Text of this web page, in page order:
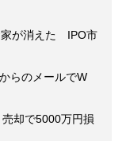
家が消えた IPO市
らのメールでW
却で5000万円損